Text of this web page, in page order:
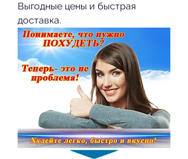
Выгодные цены и быстрая
доставка.